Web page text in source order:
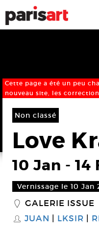
Cette page a été un peu
nouveau site, les
Non classé
Love
10 Jan - 14
Vernissage le 10 Jan
_ GALERIE ISSUE
S JUAN LKSIR